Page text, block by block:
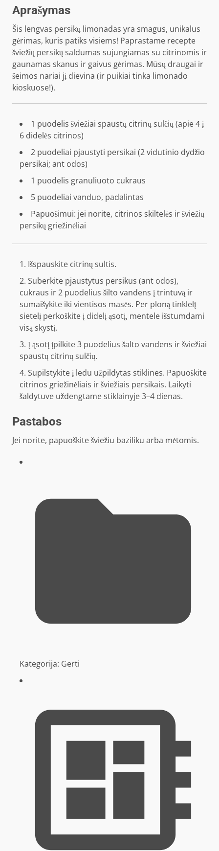
Aprašymas
Šis lengvas persikų limonadas yra smagus, unikalus
gėrimas, kuris patiks visiems! Paprastame recepte
šviežių persikų saldumas sujungiamas su citrinomis ir
gaunamas skanus ir gaivus gėrimas. Mūsų draugai ir
šeimos nariai jį dievina (ir puikiai tinka limonado
kioskuose!).
1 puodelis šviežiai spaustų citrinų sulčių (apie4į
6 didelės citrinos)
2 puodeliai pjaustyti persikai (2vidutinio dydžio
persikai; ant odos)
1 puodelis granuliuoto cukraus
5 puodeliai vanduo, padalintas
Papuošimui: jei norite, citrinos skiltelės ir šviežių
persikų griežinėliai
Išspauskite citrinų sultis.
Suberkite pjaustytus persikus (ant odos),
cukraus ir 2 puodelius šilto vandens į trintuvą ir
sumaišykite iki vientisos masės. Per ploną tinklelį
sietelį perkoškite į didelį ąsotį, mentele išstumdami
visą skystį.
Į ąsotį įpilkite 3 puodelius šalto vandens ir šviežiai
spaustų citrinų sulčių.
Supilstykite į ledu užpildytas stiklines. Papuoškite
citrinos griežinėliais ir šviežiais persikais. Laikyti
šaldytuve uždengtame stiklainyje 3–4 dienas.
Pastabos
Jei norite, papuoškite šviežiu baziliku arba mėtomis.
Kategorija: Gerti